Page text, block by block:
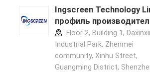
Ingscreen Technology
профиль
Floor 2, Building 1,
Industrial Park, Zhenmei
community, Xinhu Street,
Guangming District,